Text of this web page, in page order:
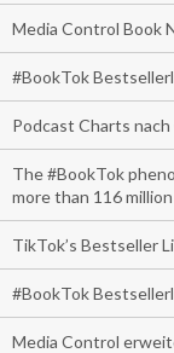
Media Control Book
#BookTok
Podcast Charts
The #BookTok
more than 116
TikTok’s Bestseller
#BookTok
Media Control